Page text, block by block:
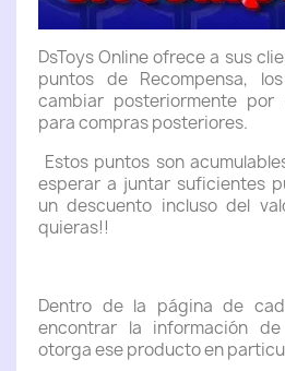
DsToys Online ofrece a sus
puntos de Recompensa,
cambiar posteriormente por
para compras posteriores.
Estos puntos son
esperar a juntar suficientes
un descuento incluso del
quieras!!
Dentro de la página de
encontrar la información
otorga ese producto en